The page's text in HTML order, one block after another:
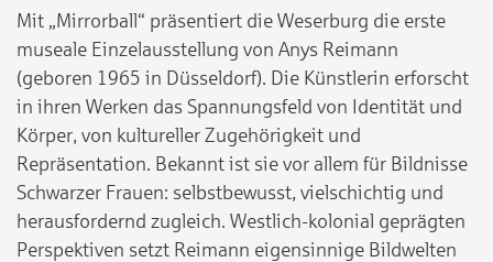
Mit „Mirrorball“ präsentiert die Weserburg die erste
museale Einzelausstellung von Anys Reimann
(geboren 1965 in Düsseldorf). Die Künstlerin erforscht
in ihren Werken das Spannungsfeld von Identität und
Körper, von kultureller Zugehörigkeit und
Repräsentation. Bekannt ist sie vor allem für Bildnisse
Schwarzer Frauen: selbstbewusst, vielschichtig und
herausfordernd zugleich. Westlich-kolonial geprägten
Perspektiven setzt Reimann eigensinnige Bildwelten